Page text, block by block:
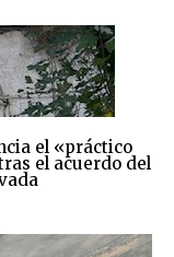
el «práctico
el acuerdo del